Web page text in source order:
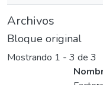
Archivos
Bloque original
Mostrando 1 - 3 de 3